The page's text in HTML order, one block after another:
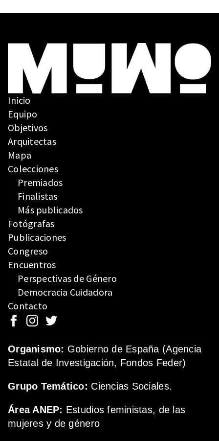
Inicio
Equipo
Objetivos
Arquitectas
Mapa
Colecciones
Premiados
Finalistas
Más publicados
Fotógrafas
Publicaciones
Congreso
Encuentros
Perspectivas de Género
Democracia Cuidadora
Contacto
Organismo: Gobierno de España (Agencia
Estatal de Investigación, Fondos Feder)
Grupo Temático: Ciencias Sociales.
Área ANEP: Estudios feministas, de las
mujeres y de género